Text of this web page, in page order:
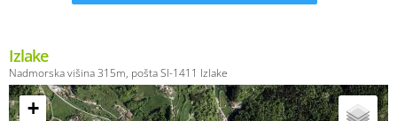
Izlake
Nadmorska višina 315m, pošta SI-1411 Izlake
+